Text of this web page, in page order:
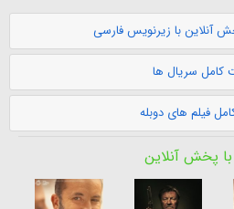
آنلاین با زیرنویس فارسی
کامل سریال ها
فیلم های دوبله
با پخش آنلاین